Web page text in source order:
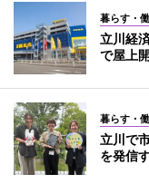
暮らす・
立川経
で屋上
暮らす・
立川で
を発信